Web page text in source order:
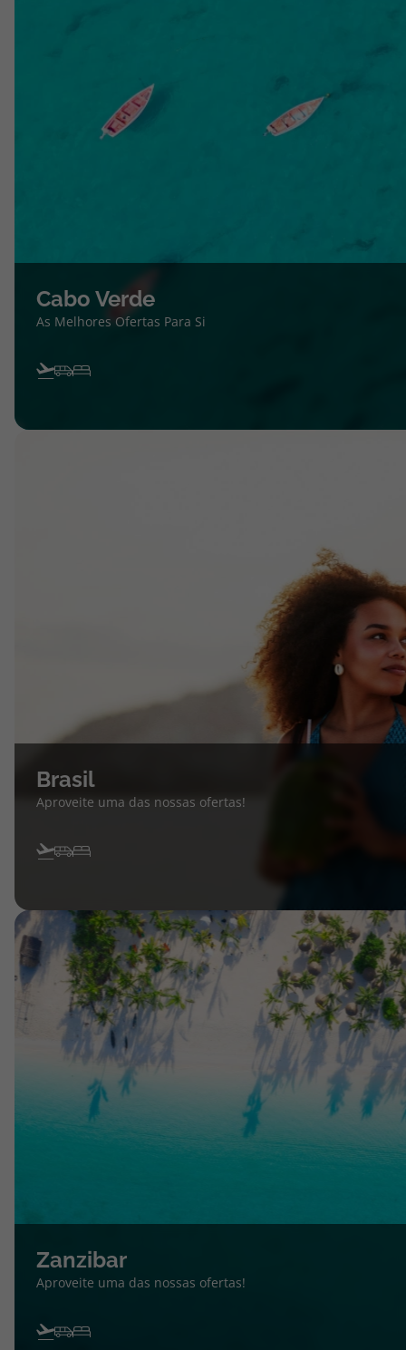
Cabo Verde
As Melhores Ofertas Para Si
Brasil
Aproveite uma das nossas ofertas!
Zanzibar
Aproveite uma das nossas ofertas!